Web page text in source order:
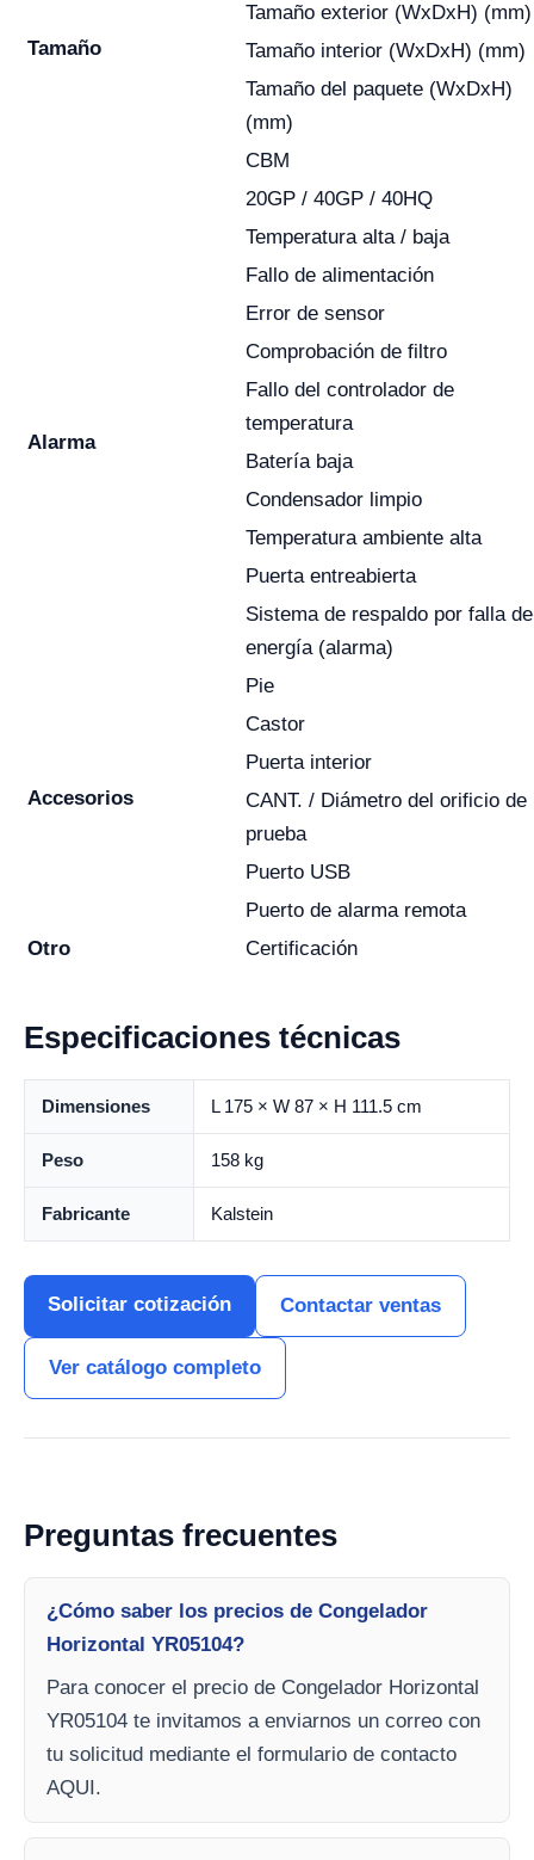
Tamaño
Tamaño exterior (WxDxH) (mm)
Tamaño interior (WxDxH) (mm)
Tamaño del paquete (WxDxH)
(mm)
CBM
20GP / 40GP / 40HQ
Alarma
Temperatura alta / baja
Fallo de alimentación
Error de sensor
Comprobación de filtro
Fallo del controlador de
temperatura
Batería baja
Condensador limpio
Temperatura ambiente alta
Puerta entreabierta
Sistema de respaldo por falla de
energía (alarma)
Accesorios
Pie
Castor
Puerta interior
CANT. / Diámetro del orificio de
prueba
Puerto USB
Puerto de alarma remota
Otro
Certificación
Especificaciones técnicas
Dimensiones L 175 × W 87 × H 111.5 cm
Peso 158 kg
Fabricante Kalstein
Solicitar cotización Contactar ventas
Ver catálogo completo
Preguntas frecuentes
¿Cómo saber los precios de Congelador
Horizontal YR05104?
Para conocer el precio de Congelador Horizontal
YR05104 te invitamos a enviarnos un correo con
tu solicitud mediante el formulario de contacto
AQUI.